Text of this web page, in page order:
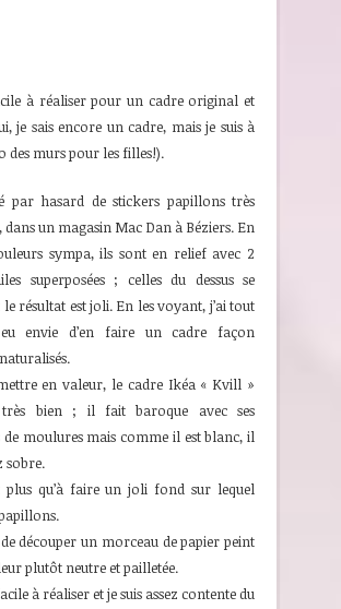
à réaliser pour un cadre original et
je sais encore un cadre, mais je suis à
des murs pour les filles!).
par hasard de stickers papillons très
un magasin Mac Dan à Béziers. En
sympa, ils sont en relief avec 2
superposées ; celles du dessus se
résultat est joli. En les voyant, j’ai tout
envie d’en faire un cadre façon
en valeur, le cadre Ikéa « Kvill »
très bien ; il fait baroque avec ses
moulures mais comme il est blanc, il
sobre.
plus qu’à faire un joli fond sur lequel
de découper un morceau de papier peint
plutôt neutre et pailletée.
à réaliser et je suis assez contente du